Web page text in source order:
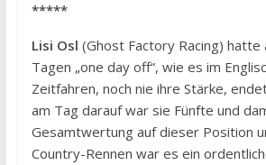
*****
Lisi Osl (Ghost Factory Racing) hatte
Tagen „one day off“, wie es im
Zeitfahren, noch nie ihre Stärke,
am Tag darauf war sie Fünfte und
Gesamtwertung auf dieser Position
Country-Rennen war es ein